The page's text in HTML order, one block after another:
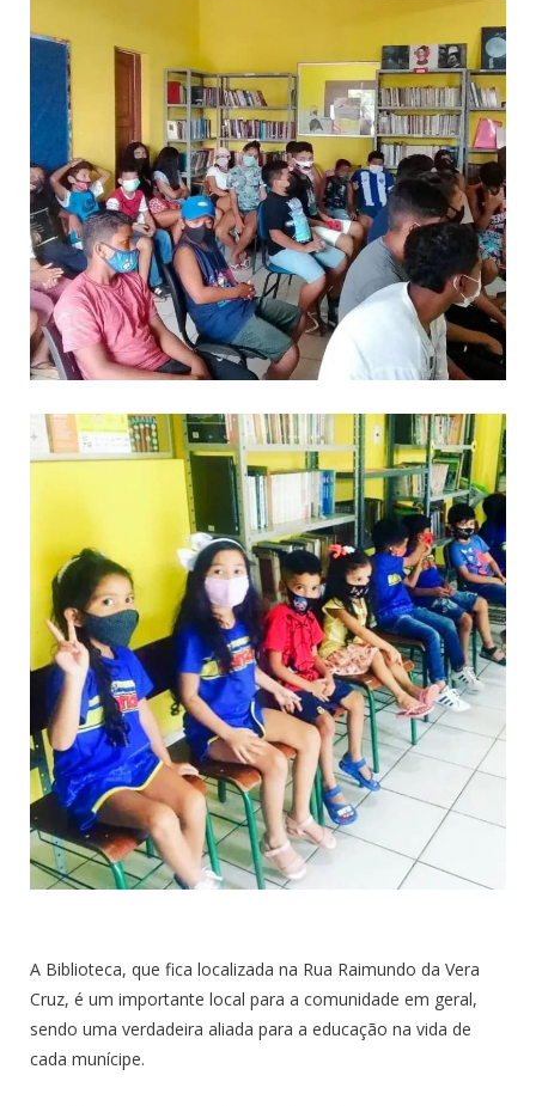
A Biblioteca, que fica localizada na Rua Raimundo da Vera
Cruz, é um importante local para a comunidade em geral,
sendo uma verdadeira aliada para a educação na vida de
cada munícipe.